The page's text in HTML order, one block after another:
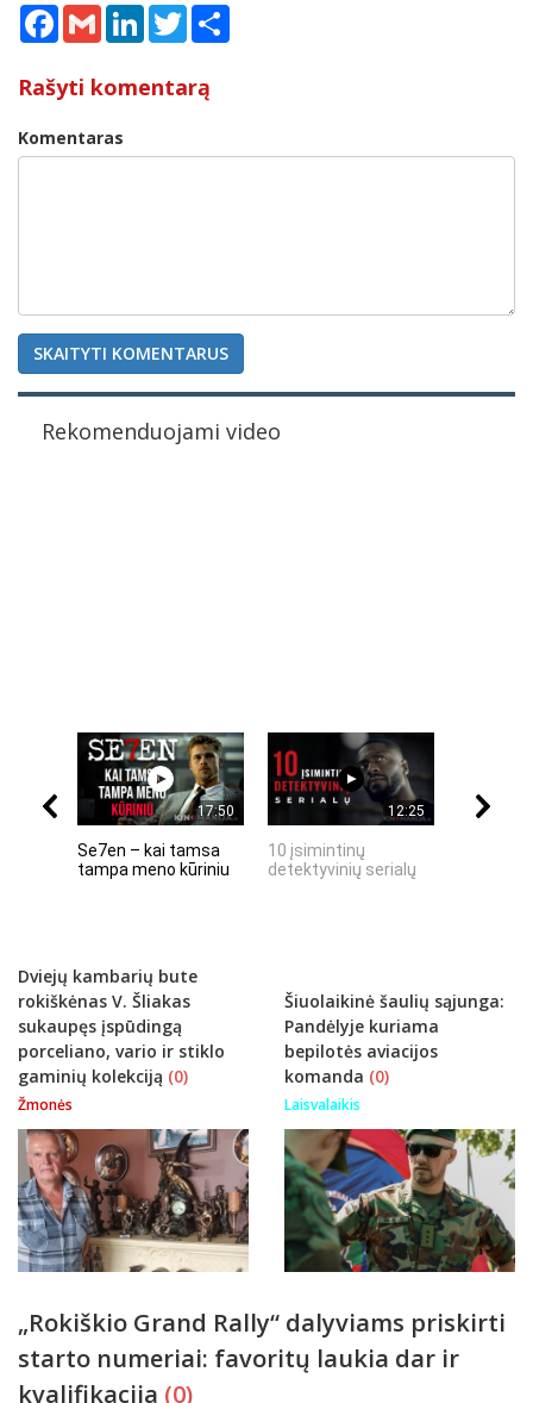
Facebook
Gmail LinkedInTwitter
Rašyti komentarą
Komentaras
SKAITYTI KOMENTARUS
Rekomenduojami video
17:50
Se7en – kai tamsa
tampa meno kūriniu
12:25
10 įsimintinų
detektyvinių serialų
Dviejų kambarių bute
rokiškėnas V. Šliakas
sukaupęs įspūdingą
porceliano, vario ir stiklo
gaminių kolekciją (0)
Žmonės
Šiuolaikinė šaulių sąjunga:
Pandėlyje kuriama
bepilotės aviacijos
komanda (0)
Laisvalaikis
„Rokiškio Grand Rally“ dalyviams priskirti
starto numeriai: favoritų laukia dar ir
kvalifikacija (0)